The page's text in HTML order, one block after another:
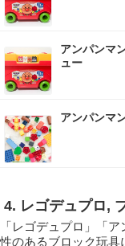
アンパンマ
ュー
アンパンマ
4. レゴデュプロ,
「レゴデュプロ」「
性のあるブロック玩具